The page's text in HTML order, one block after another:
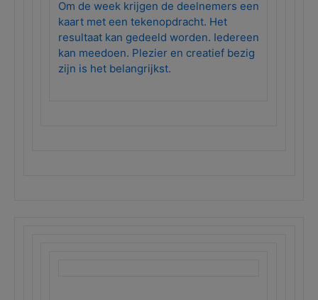
Om de week krijgen de deelnemers een
kaart met een tekenopdracht. Het
resultaat kan gedeeld worden. Iedereen
kan meedoen. Plezier en creatief bezig
zijn is het belangrijkst.